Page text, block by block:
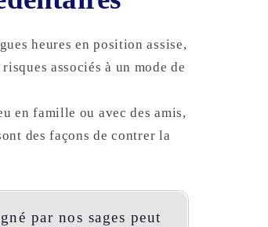
heures en position assise,
risques associés à un mode de
en famille ou avec des amis,
des façons de contrer la
par nos sages peut